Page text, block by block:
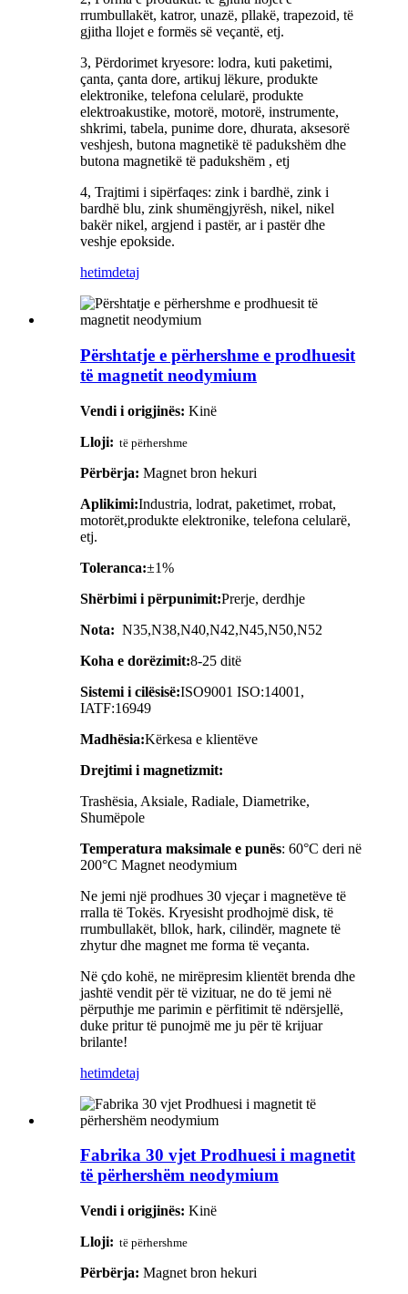
rrumbullakët, katror, ​​unazë, pllakë, trapezoid, të
gjitha llojet e formës së veçantë, etj.
3, Përdorimet kryesore: lodra, kuti paketimi,
çanta, çanta dore, artikuj lëkure, produkte
elektronike, telefona celularë, produkte
elektroakustike, motorë, motorë, instrumente,
shkrimi, tabela, punime dore, dhurata, aksesorë
veshjesh, butona magnetikë të padukshëm dhe
butona magnetikë të padukshëm , etj
4, Trajtimi i sipërfaqes: zink i bardhë, zink i
bardhë blu, zink shumëngjyrësh, nikel, nikel
bakër nikel, argjend i pastër, ar i pastër dhe
veshje epokside.
hetimdetaj
Përshtatje e përhershme e prodhuesit
të magnetit neodymium
Vendi i origjinës: Kinë
Lloji: të përhershme
Përbërja: Magnet bron hekuri
Aplikimi:Industria, lodrat, paketimet, rrobat,
motorët,produkte elektronike, telefona celularë,
etj.
Toleranca:±1%
Shërbimi i përpunimit:Prerje, derdhje
Nota: N35,N38,N40,N42,N45,N50,N52
Koha e dorëzimit:8-25 ditë
Sistemi i cilësisë:ISO9001 ISO:14001,
IATF:16949
Madhësia:Kërkesa e klientëve
Drejtimi i magnetizmit:
Trashësia, Aksiale, Radiale, Diametrike,
Shumëpole
Temperatura maksimale e punës: 60°C deri në
200°C Magnet neodymium
Ne jemi një prodhues 30 vjeçar i magnetëve të
rralla të Tokës. Kryesisht prodhojmë disk, të
rrumbullakët, bllok, hark, cilindër, magnete të
zhytur dhe magnet me forma të veçanta.
Në çdo kohë, ne mirëpresim klientët brenda dhe
jashtë vendit për të vizituar, ne do të jemi në
përputhje me parimin e përfitimit të ndërsjellë,
duke pritur të punojmë me ju për të krijuar
brilante!
hetimdetaj
Fabrika 30 vjet Prodhuesi i magnetit
të përhershëm neodymium
Vendi i origjinës: Kinë
Lloji: të përhershme
Përbërja: Magnet bron hekuri